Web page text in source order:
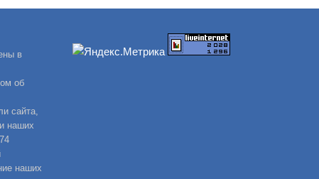
в
об
сайта,
наших
наших